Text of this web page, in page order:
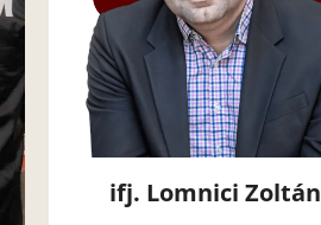
ifj. Lomnici Zoltán